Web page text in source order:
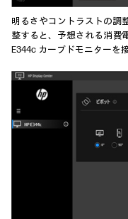
明るさやコントラストの調
整すると、予想される消費
E344c カーブドモニターを